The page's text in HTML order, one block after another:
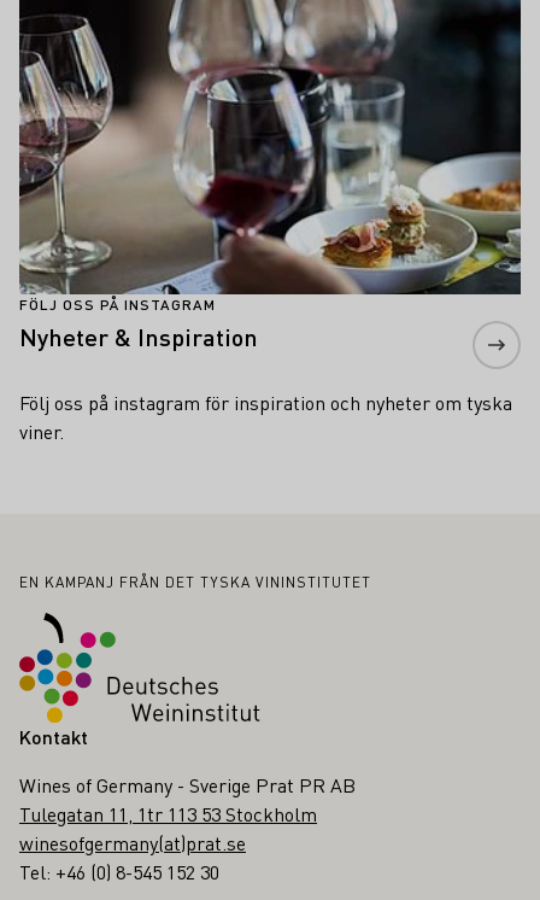
FÖLJ OSS PÅ INSTAGRAM
Nyheter & Inspiration
Följ oss på instagram för inspiration och nyheter om tyska
viner.
Sidfot
EN KAMPANJ FRÅN DET TYSKA VININSTITUTET
Kontakt
Wines of Germany - Sverige Prat PR AB
Tulegatan 11, 1tr 113 53 Stockholm
winesofgermany(at)prat.se
Tel: +46 (0) 8-545 152 30